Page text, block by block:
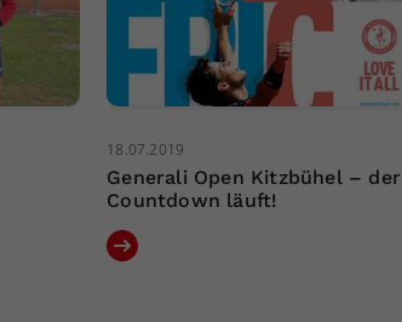
18.07.2019
Generali Open Kitzbühel – der
Countdown läuft!